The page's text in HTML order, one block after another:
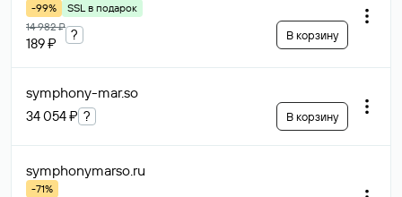
-99%
SSL в подарок
14 982 ₽
189 ₽
? В корзину
symphony-mar.so
34 054 ₽ ? В корзину
symphonymarso.ru
-71%